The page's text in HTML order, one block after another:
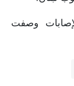
وصفت